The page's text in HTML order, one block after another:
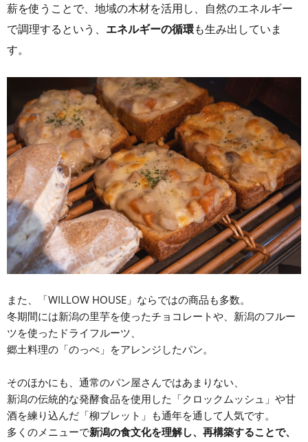
薪を使うことで、地域の木材を活用し、自然のエネルギー
で調理するという、 エネルギーの循環も生み出していま
す。
また、「WILLOW HOUSE」ならではの商品も多数。
冬期間には新潟の里芋を使ったチョコレートや、新潟のフルー
ツを使ったドライフルーツ、
郷土料理の「のっぺ」をアレンジしたパン。
そのほかにも、通常のパン屋さんではあまりない、
新潟の伝統的な発酵食品を使用した「クロックムッシュ」や甘
酒を練り込んだ「柳ブレット」も通年を通して人気です。
多くのメニューで新潟の食文化を理解し、再構築することで、